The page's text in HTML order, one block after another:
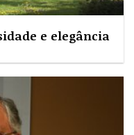
e elegância